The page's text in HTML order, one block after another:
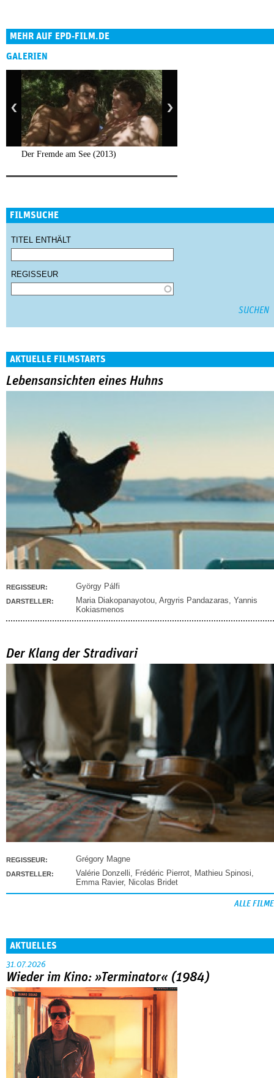
MEHR AUF EPD-FILM.DE
GALERIEN
Der Fremde am See (2013)
FILMSUCHE
TITEL ENTHÄLT
REGISSEUR
AKTUELLE FILMSTARTS
Lebensansichten eines Huhns
REGISSEUR: György Pálfi
DARSTELLER: Maria Diakopanayotou, Argyris Pandazaras, Yannis
Kokiasmenos
Der Klang der Stradivari
REGISSEUR: Grégory Magne
DARSTELLER: Valérie Donzelli, Frédéric Pierrot, Mathieu Spinosi,
Emma Ravier, Nicolas Bridet
ALLE FILME
AKTUELLES
31.07.2026
Wieder im Kino: »Terminator« (1984)